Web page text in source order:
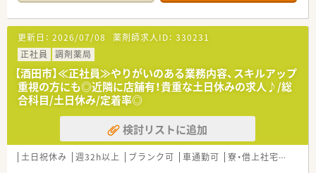
ます。
＼ 子育て応援企業 ／
■産育休の取得希望者には100％取得いただき
復帰を希望された方も近隣に複数店舗あることもあり、ほぼご
復帰いただいています。
■時短社員制度は小学校卒業まで継続可能です。
■男性のエリアマネージャーも育休（1ヶ月以上）の取得実績があ
ります。
＼ 働きやすさ抜群 ／
■4週9休制(祝日含む)となり年間休日は114日（2023年4月以降
は115日予定）
更新日： 2026/07/08 薬剤師求人ID： 330231
正社員
調剤薬局
【酒田市】≪正社員≫やりがいのある業務内容、スキルアップ
重視の方にも◎近隣に店舗有！貴重な土日休みの求人♪/総
合科目/土日休み/定着率◎
検討リストに追加
土日祝休み 週32h以上 ブランク可 車通勤可 寮・借上社宅あり